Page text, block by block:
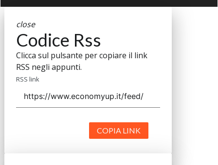
close
Codice Rss
Clicca sul pulsante per copiare il link
RSS negli appunti.
RSS link
COPIA LINK